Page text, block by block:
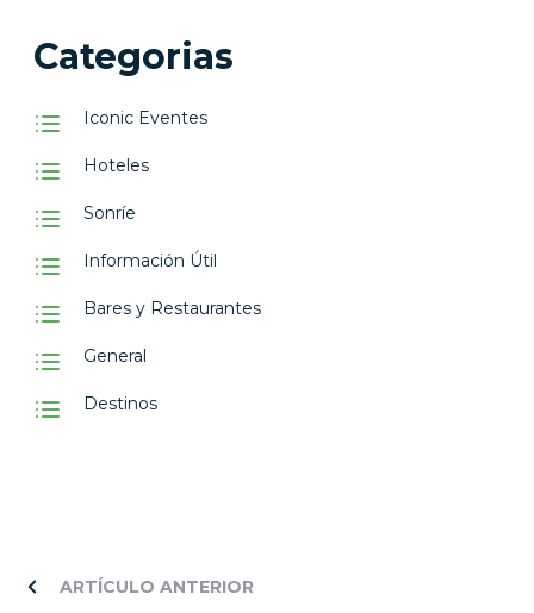
Categorias
Iconic Eventes
Hoteles
Sonríe
Información Útil
Bares y Restaurantes
General
Destinos
ARTÍCULO ANTERIOR